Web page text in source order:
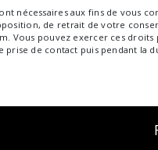
nécessaires aux fins de vous
de retrait de votre
Vous pouvez exercer ces
prise de contact puis pendant